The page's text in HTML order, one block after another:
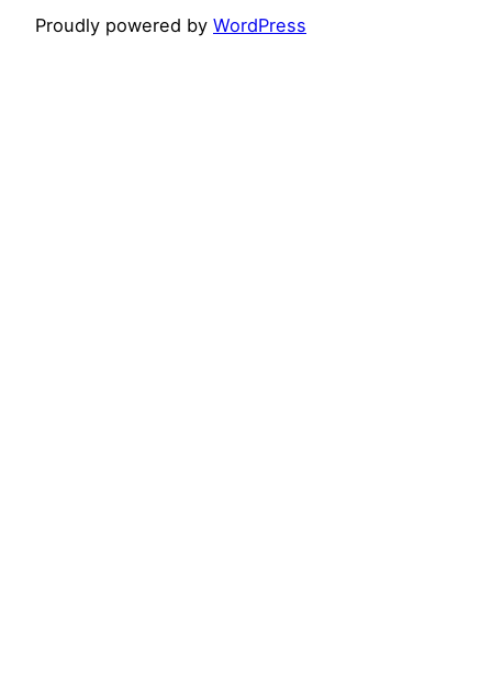
Proudly powered by WordPress